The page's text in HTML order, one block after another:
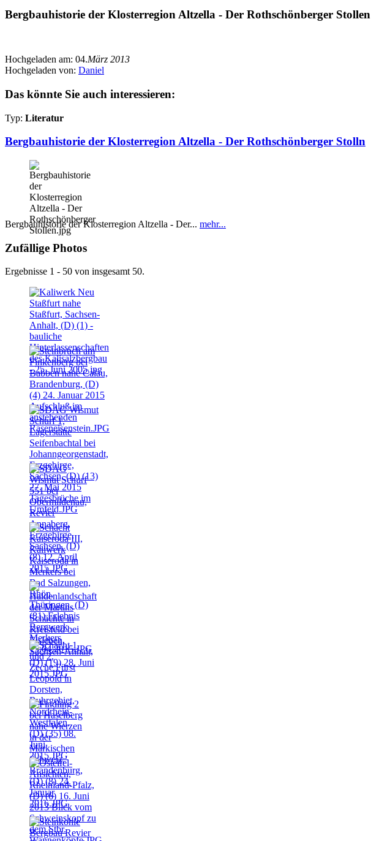
Bergbauhistorie der Klosterregion Altzella - Der Rothschönberger Stollen
Hochgeladen am: 04.März 2013
Hochgeladen von: Daniel
Das könnte Sie auch interessieren:
Typ: Literatur
Bergbauhistorie der Klosterregion Altzella - Der Rothschönberger Stolln
Bergbauhistorie der Klosterregion Altzella - Der... mehr...
Zufällige Photos
Ergebnisse 1 - 50 von insgesamt 50.